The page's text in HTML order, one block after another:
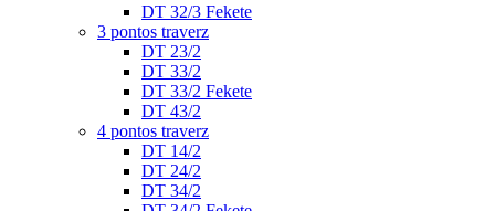
DT 32/3 Fekete
3 pontos traverz
DT 23/2
DT 33/2
DT 33/2 Fekete
DT 43/2
4 pontos traverz
DT 14/2
DT 24/2
DT 34/2